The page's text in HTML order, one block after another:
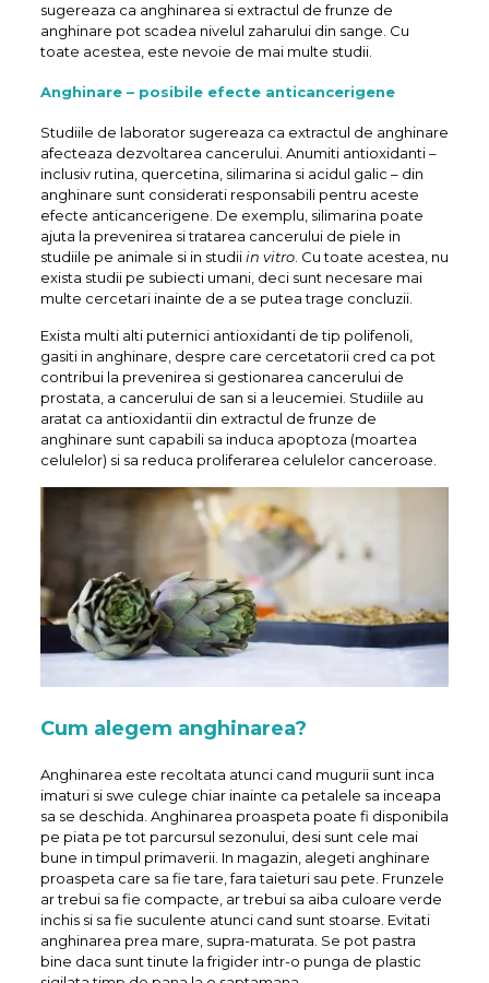
sugereaza ca anghinarea si extractul de frunze de
anghinare pot scadea nivelul zaharului din sange. Cu
toate acestea, este nevoie de mai multe studii.
Anghinare – posibile efecte anticancerigene
Studiile de laborator sugereaza ca extractul de anghinare
afecteaza dezvoltarea cancerului. Anumiti antioxidanti –
inclusiv rutina, quercetina, silimarina si acidul galic – din
anghinare sunt considerati responsabili pentru aceste
efecte anticancerigene. De exemplu, silimarina poate
ajuta la prevenirea si tratarea cancerului de piele in
studiile pe animale si in studiiin vitro. Cu toate acestea, nu
exista studii pe subiecti umani, deci sunt necesare mai
multe cercetari inainte de a se putea trage concluzii.
Exista multi alti puternici antioxidanti de tip polifenoli,
gasiti in anghinare, despre care cercetatorii cred ca pot
contribui la prevenirea si gestionarea cancerului de
prostata, a cancerului de san si a leucemiei. Studiile au
aratat ca antioxidantii din extractul de frunze de
anghinare sunt capabili sa induca apoptoza (moartea
celulelor) si sa reduca proliferarea celulelor canceroase.
Cum alegem anghinarea?
Anghinarea este recoltata atunci cand mugurii sunt inca
imaturi si swe culege chiar inainte ca petalele sa inceapa
sa se deschida. Anghinarea proaspeta poate fi disponibila
pe piata pe tot parcursul sezonului, desi sunt cele mai
bune in timpul primaverii. In magazin, alegeti anghinare
proaspeta care sa fie tare, fara taieturi sau pete. Frunzele
ar trebui sa fie compacte, ar trebui sa aiba culoare verde
inchis si sa fie suculente atunci cand sunt stoarse. Evitati
anghinarea prea mare, supra-maturata. Se pot pastra
bine daca sunt tinute la frigider intr-o punga de plastic